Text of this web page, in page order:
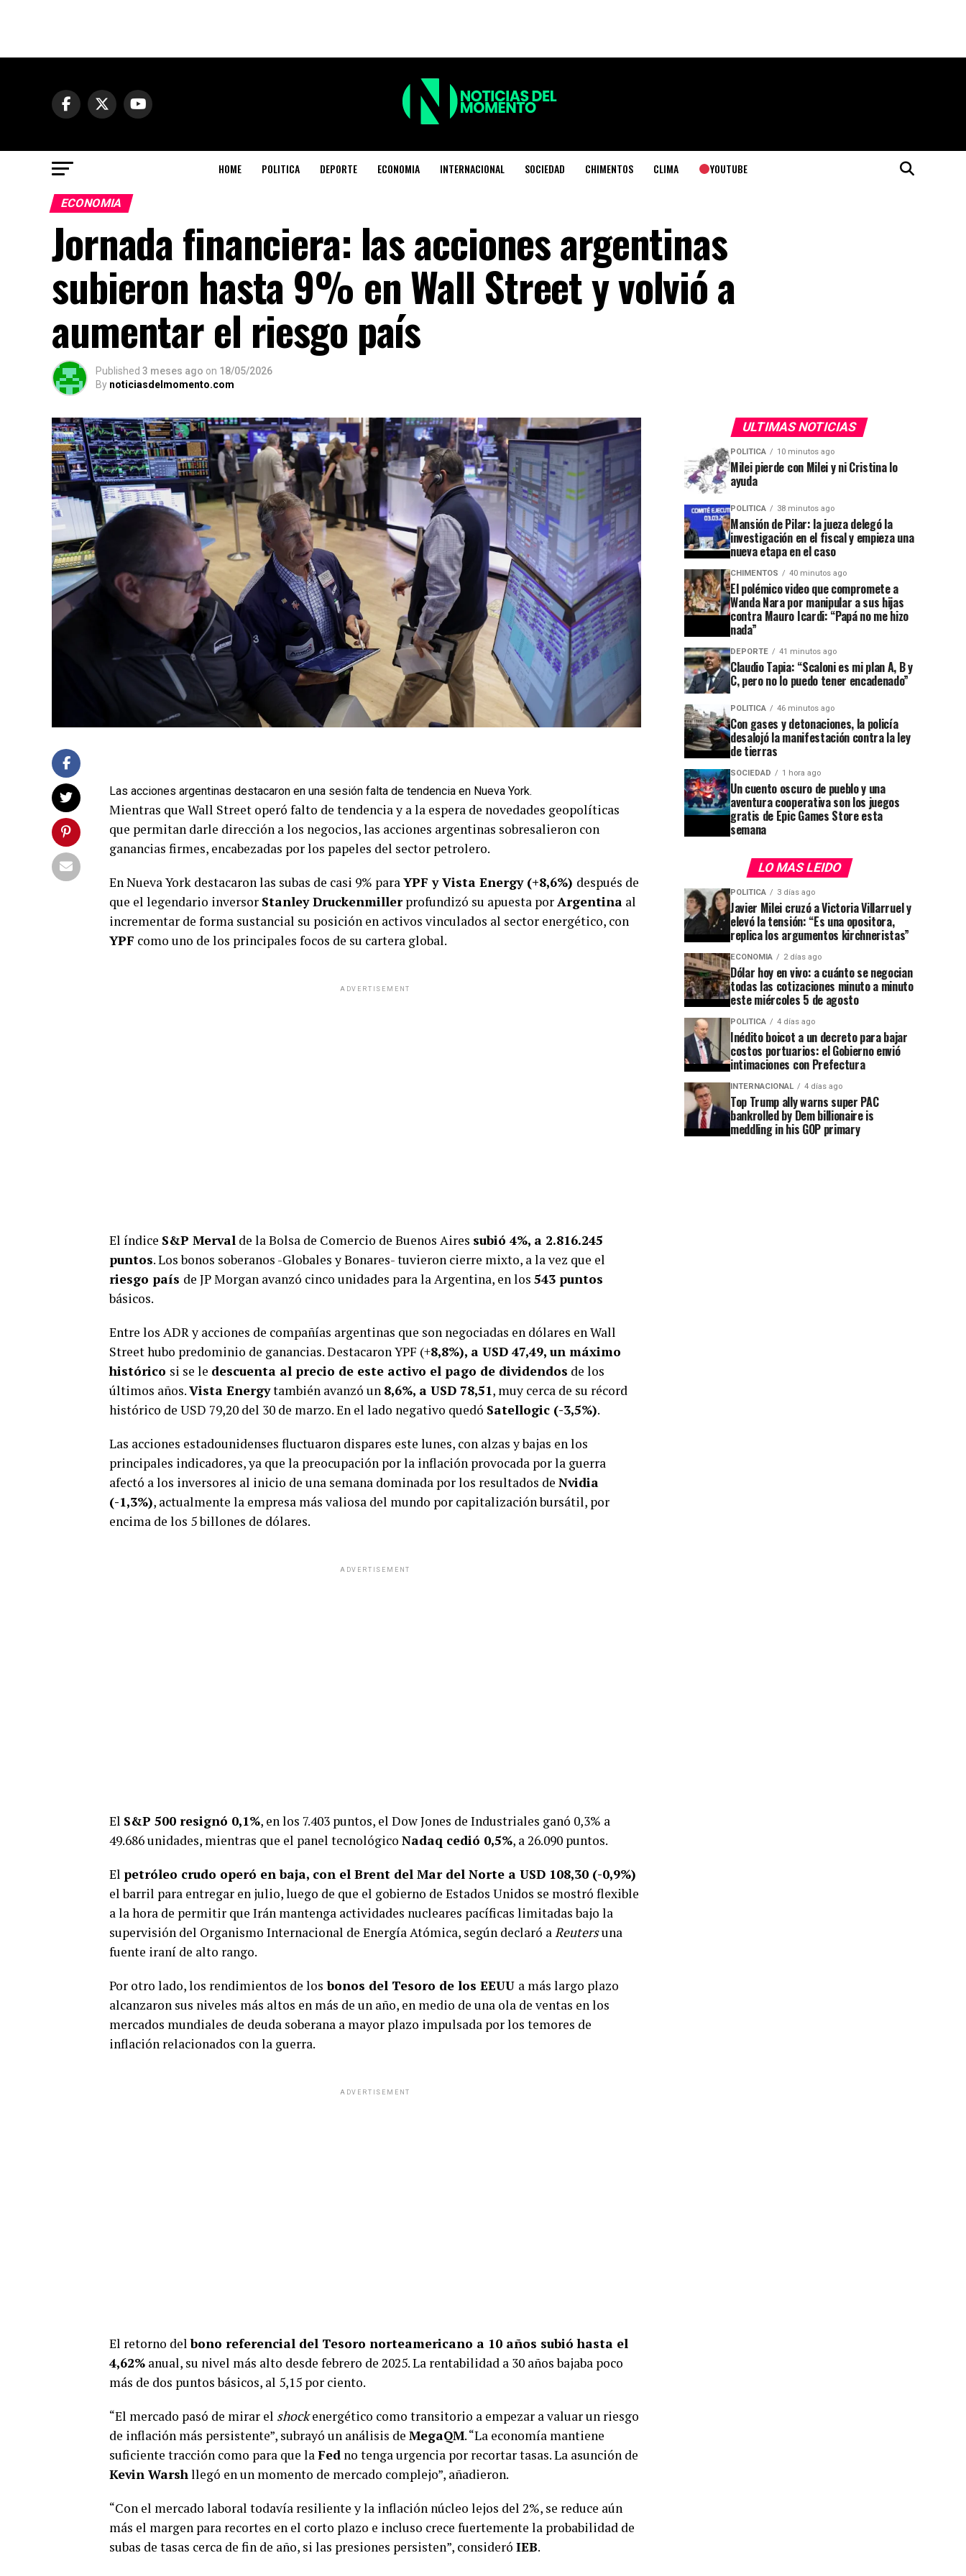
HOME POLITICA DEPORTE ECONOMIA INTERNACIONAL SOCIEDAD CHIMENTOS CLIMA YOUTUBE
ECONOMIA
Jornada financiera: las acciones argentinas
subieron hasta 9% en Wall Street y volvió a
aumentar el riesgo país
Published 3 meses ago on 18/05/2026
By noticiasdelmomento.com
Las acciones argentinas destacaron en una sesión falta de tendencia en Nueva York.
Mientras que Wall Street operó falto de tendencia y a la espera de novedades geopolíticas
que permitan darle dirección a los negocios, las acciones argentinas sobresalieron con
ganancias firmes, encabezadas por los papeles del sector petrolero.
En Nueva York destacaron las subas de casi 9% para YPF y Vista Energy (+8,6%) después de
que el legendario inversor Stanley Druckenmillerprofundizó su apuesta por Argentina al
incrementar de forma sustancial su posición en activos vinculados al sector energético, con
YPF como uno de los principales focos de su cartera global.
ADVERTISEMENT
El índice S&P Merval de la Bolsa de Comercio de Buenos Aires subió 4%, a 2.816.245
puntos. Los bonos soberanos -Globales y Bonares- tuvieron cierre mixto, a la vez que el
riesgo país de JP Morgan avanzó cinco unidades para la Argentina, en los 543 puntos
básicos.
Entre los ADR y acciones de compañías argentinas que son negociadas en dólares en Wall
Street hubo predominio de ganancias. Destacaron YPF (+8,8%), a USD 47,49, un máximo
histórico si se le descuenta al precio de este activo el pago de dividendos de los
últimos años.Vista Energytambién avanzó un 8,6%, a USD 78,51, muy cerca de su récord
histórico de USD 79,20 del 30 de marzo. En el lado negativo quedó Satellogic (-3,5%).
Las acciones estadounidenses fluctuaron dispares este lunes, con alzas y bajas en los
principales indicadores, ya que la preocupación por la inflación provocada por la guerra
afectó a los inversores al inicio de una semana dominada por los resultados de Nvidia
(-1,3%), actualmente la empresa más valiosa del mundo por capitalización bursátil, por
encima de los 5 billones de dólares.
ADVERTISEMENT
El S&P 500 resignó 0,1%, en los 7.403 puntos, el Dow Jones de Industriales ganó 0,3% a
49.686 unidades, mientras que el panel tecnológico Nadaq cedió 0,5%, a 26.090 puntos.
El petróleo crudo operó en baja, con el Brent del Mar del Norte a USD 108,30 (-0,9%)
el barril para entregar en julio, luego de que el gobierno de Estados Unidos se mostró flexible
a la hora de permitir que Irán mantenga actividades nucleares pacíficas limitadas bajo la
supervisión del Organismo Internacional de Energía Atómica, según declaró a Reutersuna
fuente iraní de alto rango.
Por otro lado, los rendimientos de los bonos del Tesoro de los EEUU a más largo plazo
alcanzaron sus niveles más altos en más de un año, en medio de una ola de ventas en los
mercados mundiales de deuda soberana a mayor plazo impulsada por los temores de
inflación relacionados con la guerra.
ADVERTISEMENT
El retorno delbono referencial del Tesoro norteamericano a 10 años subió hasta el
4,62% anual, su nivel más alto desde febrero de 2025. La rentabilidad a 30 años bajaba poco
más de dos puntos básicos, al 5,15 por ciento.
“El mercado pasó de mirar el shockenergético como transitorio a empezar a valuar un riesgo
de inflación más persistente”, subrayó un análisis de MegaQM. “La economía mantiene
suficiente tracción como para que la Fed no tenga urgencia por recortar tasas. La asunción de
Kevin Warsh llegó en un momento de mercado complejo”, añadieron.
“Con el mercado laboral todavía resiliente y la inflación núcleo lejos del 2%, se reduce aún
más el margen para recortes en el corto plazo e incluso crece fuertemente la probabilidad de
subas de tasas cerca de fin de año, si las presiones persisten”, consideró IEB.
ULTIMAS NOTICIAS
POLITICA 10 minutos ago
Milei pierde con Milei y ni Cristina lo
ayuda
POLITICA 38 minutos ago
Mansión de Pilar: la jueza delegó la
investigación en el fiscal y empieza una
nueva etapa en el caso
CHIMENTOS 40 minutos ago
El polémico video que compromete a
Wanda Nara por manipular a sus hijas
contra Mauro Icardi: “Papá no me hizo
nada”
DEPORTE 41 minutos ago
Claudio Tapia: “Scaloni es mi plan A, B y
C, pero no lo puedo tener encadenado”
POLITICA 46 minutos ago
Con gases y detonaciones, la policía
desalojó la manifestación contra la ley
de tierras
SOCIEDAD 1 hora ago
Un cuento oscuro de pueblo y una
aventura cooperativa son los juegos
gratis de Epic Games Store esta
semana
LO MAS LEIDO
POLITICA 3 días ago
Javier Milei cruzó a Victoria Villarruel y
elevó la tensión: “Es una opositora,
replica los argumentos kirchneristas”
ECONOMIA 2 días ago
Dólar hoy en vivo: a cuánto se negocian
todas las cotizaciones minuto a minuto
este miércoles 5 de agosto
POLITICA 4 días ago
Inédito boicot a un decreto para bajar
costos portuarios: el Gobierno envió
intimaciones con Prefectura
INTERNACIONAL 4 días ago
Top Trump ally warns super PAC
bankrolled by Dem billionaire is
meddling in his GOP primary